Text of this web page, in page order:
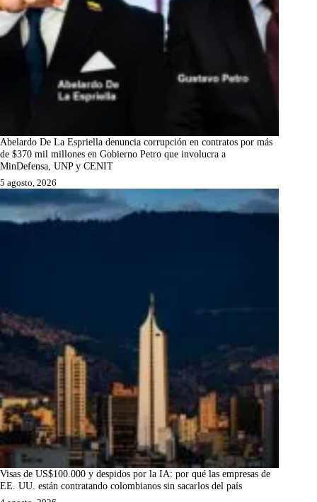
Abelardo De La Espriella denuncia corrupción en contratos por más
de $370 mil millones en Gobierno Petro que involucra a
MinDefensa, UNP y CENIT
5 agosto, 2026
Visas de US$100.000 y despidos por la IA: por qué las empresas de
EE. UU. están contratando colombianos sin sacarlos del país